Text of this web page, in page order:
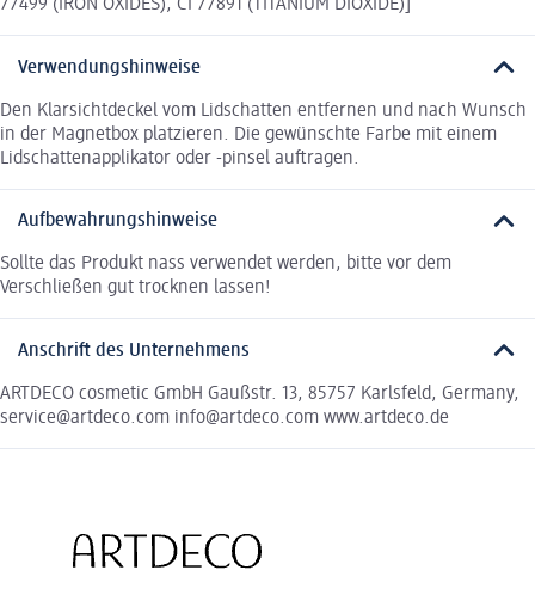
77499 (IRON OXIDES), CI 77891 (TITANIUM DIOXIDE)]
Verwendungshinweise
Den Klarsichtdeckel vom Lidschatten entfernen und nach Wunsch
in der Magnetbox platzieren. Die gewünschte Farbe mit einem
Lidschattenapplikator oder -pinsel auftragen.
Aufbewahrungshinweise
Sollte das Produkt nass verwendet werden, bitte vor dem
Verschließen gut trocknen lassen!
Anschrift des Unternehmens
ARTDECO cosmetic GmbH Gaußstr. 13, 85757 Karlsfeld, Germany,
service@artdeco.com info@artdeco.com www.artdeco.de